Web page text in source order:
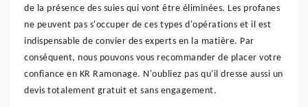
de la présence des suies qui vont être éliminées. Les profanes
ne peuvent pas s'occuper de ces types d'opérations et il est
indispensable de convier des experts en la matière. Par
conséquent, nous pouvons vous recommander de placer votre
confiance en KR Ramonage. N'oubliez pas qu'il dresse aussi un
devis totalement gratuit et sans engagement.